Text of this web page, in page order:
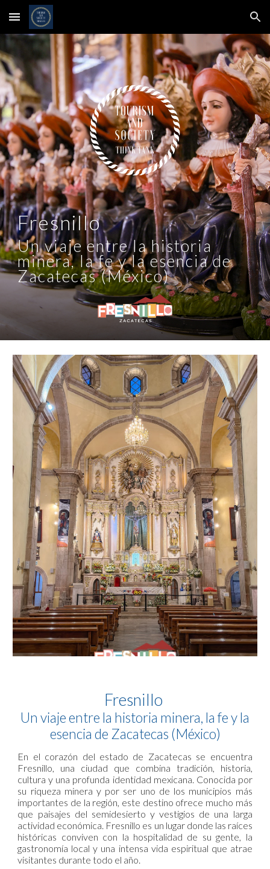
Skip to main content Skip to navigation
Fresnillo
Un viaje entre la historia
minera, la fe y la esencia de
Zacatecas (México)
Fresnillo
Un viaje entre la historia minera, la fe y la
esencia de Zacatecas (México)
En el corazón del estado de Zacatecas se encuentra
Fresnillo, una ciudad que combina tradición, historia,
cultura y una profunda identidad mexicana. Conocida por
su riqueza minera y por ser uno de los municipios más
importantes de la región, este destino ofrece mucho más
que paisajes del semidesierto y vestigios de una larga
actividad económica. Fresnillo es un lugar donde las raíces
históricas conviven con la hospitalidad de su gente, la
gastronomía local y una intensa vida espiritual que atrae
visitantes durante todo el año.